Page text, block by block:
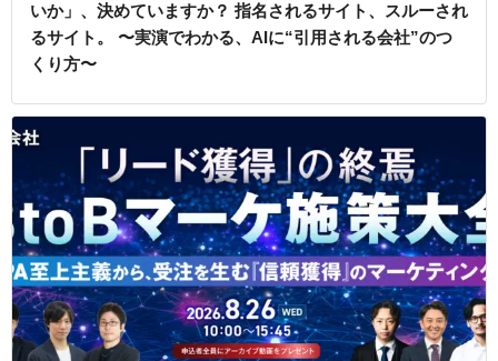
いか」、決めていますか？ 指名されるサイト、スルーされ
るサイト。 〜実演でわかる、AIに“引用される会社”のつ
くり方〜